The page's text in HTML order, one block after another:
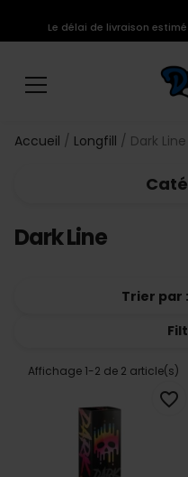
Le délai de livraison
Accueil Longfill Dark Line
Dark Line
Trier par :
Affichage 1-2 de 2 article(s)
favorite_border